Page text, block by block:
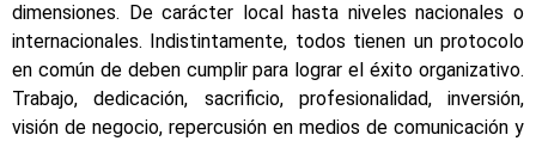
dimensiones. De carácter local hasta niveles nacionales o
internacionales. Indistintamente, todos tienen un protocolo
en común de deben cumplir para lograr el éxito organizativo.
Trabajo, dedicación, sacrificio, profesionalidad, inversión,
visión de negocio, repercusión en medios de comunicación y